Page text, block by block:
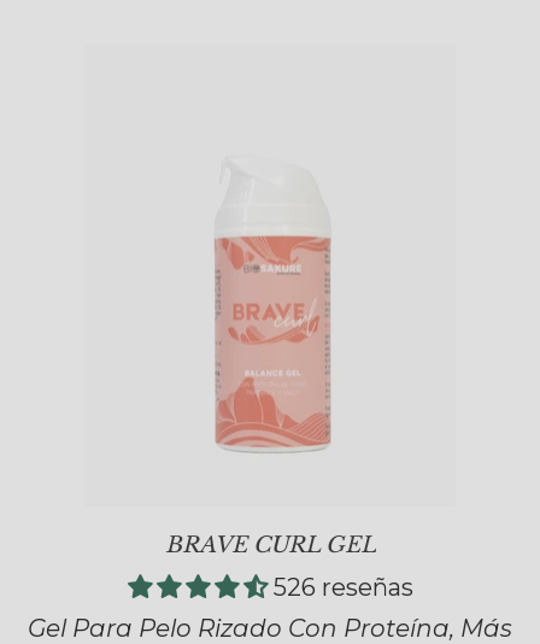
BRAVE CURL GEL
526 reseñas
Gel Para Pelo Rizado Con Proteína, Más